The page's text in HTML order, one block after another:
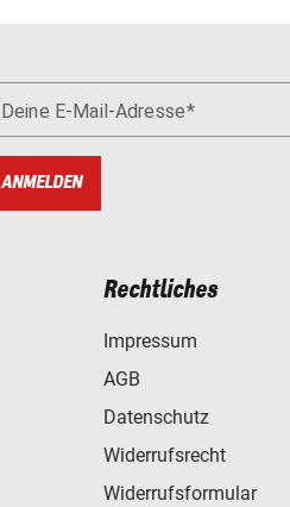
Deine E-Mail-Adresse
ANMELDEN
Rechtliches
Impressum
AGB
Datenschutz
Widerrufsrecht
Widerrufsformular